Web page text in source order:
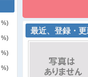
最近、登録・
%)
%)
%)
%)